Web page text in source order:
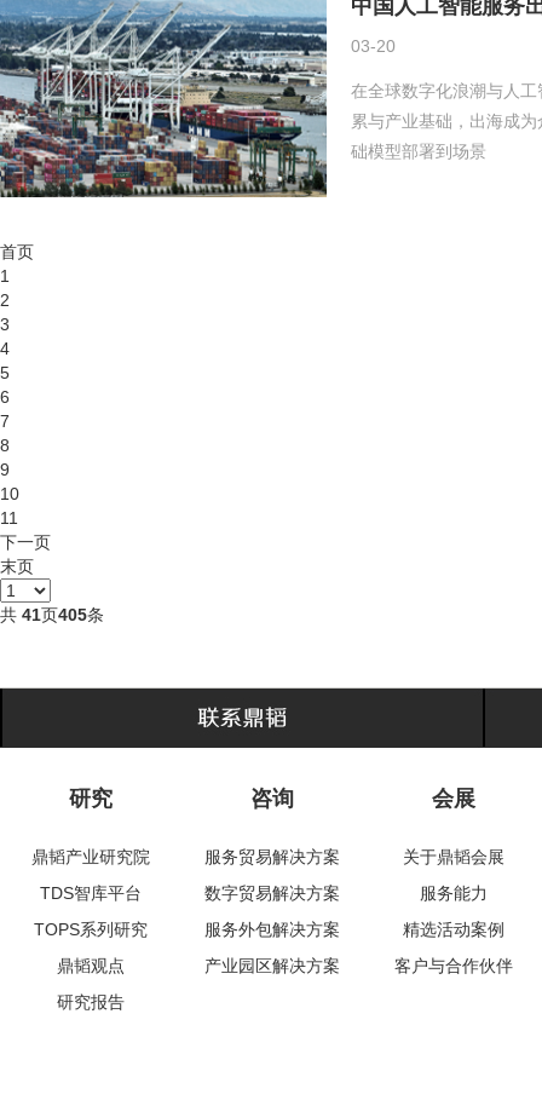
中国人工智能服务
03-20
在全球数字化浪潮与人
累与产业基础，出海成
础模型部署到场景
首页
1
2
3
4
5
6
7
8
9
10
11
下一页
末页
共 41页405条
研究
鼎韬产业研究院
TDS智库平台
TOPS系列研究
鼎韬观点
研究报告
咨询
服务贸易解决方案
数字贸易解决方案
服务外包解决方案
产业园区解决方案
会展
关于鼎韬会展
服务能力
精选活动案例
客户与合作伙伴